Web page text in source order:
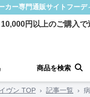
カー専門通販サイト フーデ
10,000円以上のご購入で
商品を検索
ヴン TOP › 記事一覧 ›